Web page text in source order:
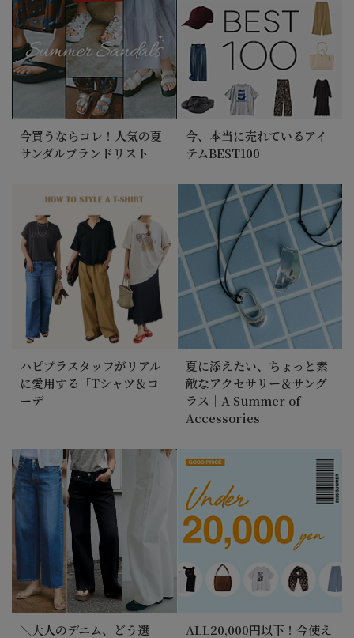
今買うならコレ！人気の夏
サンダルブランドリスト
今、本当に売れているアイ
テムBEST100
ハピプラスタッフがリアル
に愛用する「Tシャツ＆コ
ーデ」
夏に添えたい、ちょっと素
敵なアクセサリー＆サング
ラス｜A Summer of
Accessories
＼大人のデニム、どう選 ALL20,000円以下！今使え